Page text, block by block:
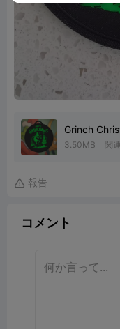
Grinch
3.50MB 関
 報告
コメント